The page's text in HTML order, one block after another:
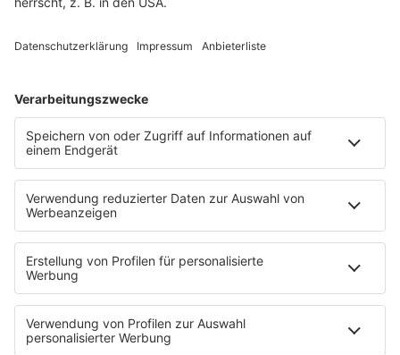
Band-Alphabet
Rockfakten
Rockquiz
Videos
PROGRAMM
Sendungen
Moderatoren
Podcasts
Hells Bells
Musikwunsch
AKTIONEN